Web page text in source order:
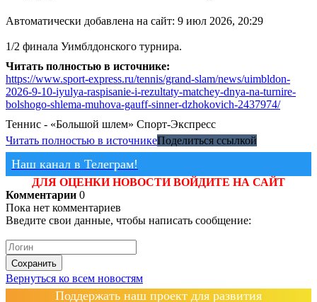
Автоматически добавлена на сайт: 9 июл 2026, 20:29
1/2 финала Уимблдонского турнира.
Читать полностью в источнике:
https://www.sport-express.ru/tennis/grand-slam/news/uimbldon-
2026-9-10-iyulya-raspisanie-i-rezultaty-matchey-dnya-na-turnire-
bolshogo-shlema-muhova-gauff-sinner-dzhokovich-2437974/
Теннис - «Большой шлем» Спорт-Экспресс
Читать полностью в источникеПоделиться ссылкой
Наш канал в Телеграм!
ДЛЯ ОЦЕНКИ НОВОСТИ ВОЙДИТЕ НА САЙТ
Комментарии 0
Пока нет комментариев
Введите свои данные, чтобы написать сообщение:
Сохранить
Вернуться ко всем новостям
Поддержать наш проект для развития